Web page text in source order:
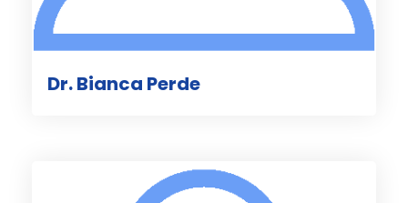
Dr. Bianca Perde